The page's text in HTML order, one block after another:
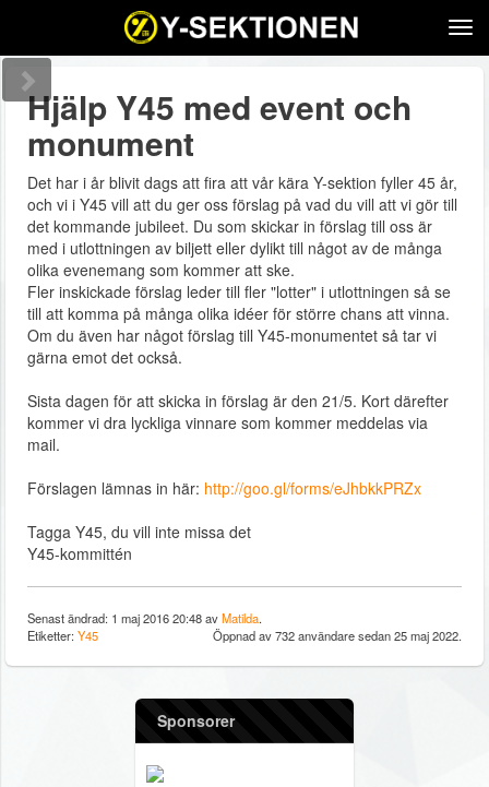
Hjälp Y45 med event och
monument
Det har i år blivit dags att fira att vår kära Y-sektion fyller 45 år,
och vi i Y45 vill att du ger oss förslag på vad du vill att vi gör till
det kommande jubileet. Du som skickar in förslag till oss är
med i utlottningen av biljett eller dylikt till något av de många
olika evenemang som kommer att ske.
Fler inskickade förslag leder till fler "lotter" i utlottningen så se
till att komma på många olika idéer för större chans att vinna.
Om du även har något förslag till Y45-monumentet så tar vi
gärna emot det också.
Sista dagen för att skicka in förslag är den 21/5. Kort därefter
kommer vi dra lyckliga vinnare som kommer meddelas via
mail.
Förslagen lämnas in här: http://goo.gl/forms/eJhbkkPRZx
Tagga Y45, du vill inte missa det
Y45-kommittén
Senast ändrad: 1 maj 2016 20:48 avMatilda.
Öppnad av 732 användare sedan 25 maj 2022.
Etiketter:Y45
Sponsorer